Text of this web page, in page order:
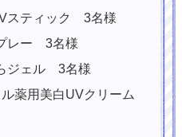
スティック 3名様
レー 3名様
ジェル 3名様
薬用美白UVクリーム